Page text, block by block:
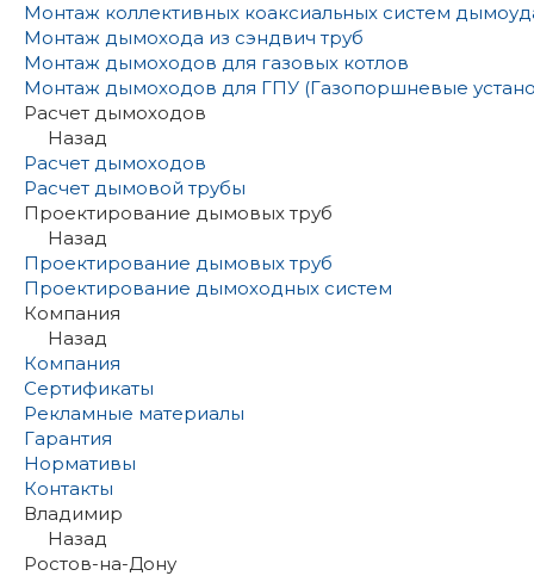
Монтаж коллективных коаксиальных систем
Монтаж дымохода из сэндвич труб
Монтаж дымоходов для газовых котлов
Монтаж дымоходов для ГПУ (Газопоршневые
Расчет дымоходов
Назад
Расчет дымоходов
Расчет дымовой трубы
Проектирование дымовых труб
Назад
Проектирование дымовых труб
Проектирование дымоходных систем
Компания
Назад
Компания
Сертификаты
Рекламные материалы
Гарантия
Нормативы
Контакты
Владимир
Назад
Ростов-на-Дону